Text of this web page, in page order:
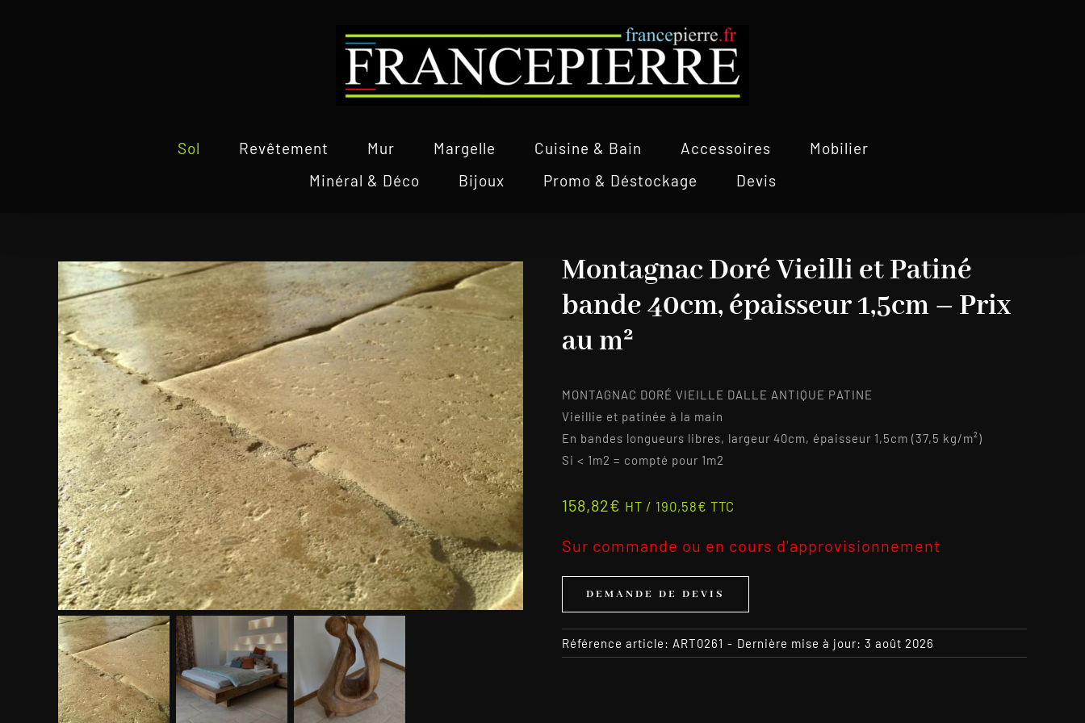
Sol Revêtement Mur Margelle Cuisine & Bain Accessoires
Mobilier
Minéral & Déco
Bijoux Promo & Déstockage Devis
Montagnac Doré Vieilli et Patiné
bande 40cm, épaisseur 1,5cm – Prix
au m²
MONTAGNAC DORÉ VIEILLE DALLE ANTIQUE PATINE
Vieillie et patinée à la main
En bandes longueurs libres, largeur 40cm, épaisseur 1,5cm (37,5 kg/m²)
Si < 1m2 = compté pour 1m2
158,82€ HT / 190,58€ TTC
Sur commande ou en cours d'approvisionnement
DEMANDE DE DEVIS
Référence article: ART0261 - Dernière mise à jour: 3 août 2026